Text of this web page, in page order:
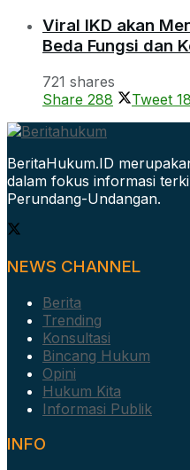
Viral IKD akan
Beda Fungsi dan
721 shares
Share 288 Tweet
BeritaHukum.ID
dalam fokus informasi
Perundang-Undangan.
NEWS CHANNEL
Berita
Trending
Konsultasi
Bincang Hukum
Opini
Hukum Kita
Informasi Publik
INFO